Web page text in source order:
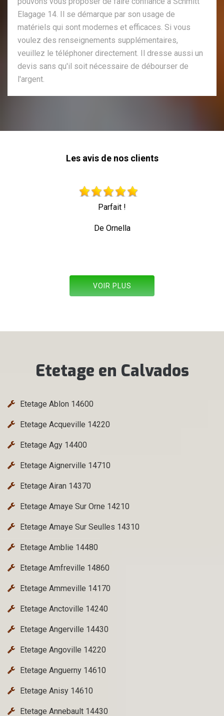
Elagage 14. Il se démarque par son usage de
matériels qui sont modernes et efficaces. Si vous
voulez des renseignements supplémentaires,
veuillez le téléphoner directement. Il dresse aussi un
devis sans qu'il soit nécessaire de débourser de
l'argent.
Les avis de nos clients
Très beau travail personne professionnelle qui travaille en
VOIR PLUS
Etetage en Calvados
Etetage Ablon 14600
Etetage Acqueville 14220
Etetage Agy 14400
Etetage Aignerville 14710
Etetage Airan 14370
Etetage Amaye Sur Orne 14210
Etetage Amaye Sur Seulles 14310
Etetage Amblie 14480
Etetage Amfreville 14860
Etetage Ammeville 14170
Etetage Anctoville 14240
Etetage Angerville 14430
Etetage Angoville 14220
Etetage Anguerny 14610
Etetage Anisy 14610
Etetage Annebault 14430